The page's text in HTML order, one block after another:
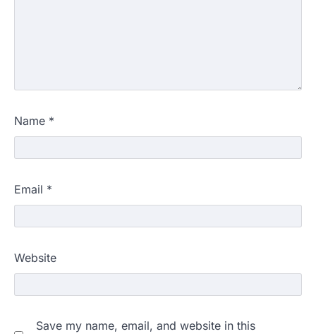
Name *
Email *
Website
Save my name, email, and website in this